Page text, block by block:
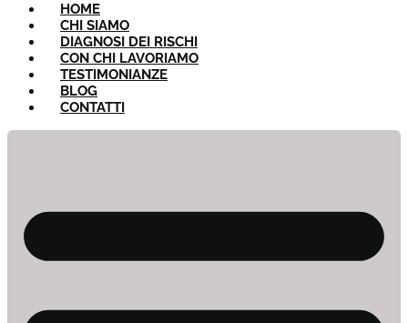
HOME
CHI SIAMO
DIAGNOSI DEI RISCHI
CON CHI LAVORIAMO
TESTIMONIANZE
BLOG
CONTATTI